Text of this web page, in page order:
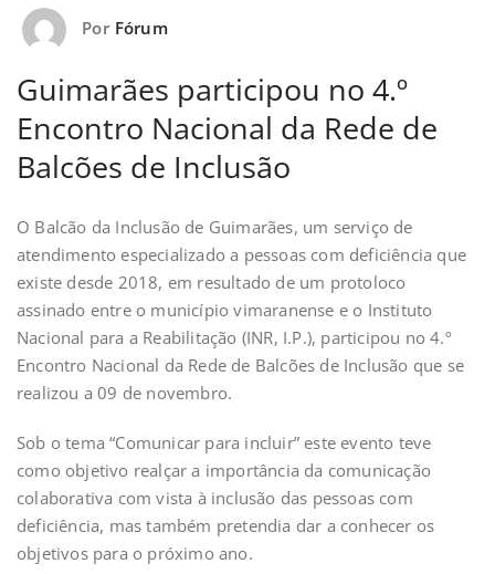
Por Fórum
Guimarães participou no 4.º
Encontro Nacional da Rede de
Balcões de Inclusão
O Balcão da Inclusão de Guimarães, um serviço de
atendimento especializado a pessoas com deficiência que
existe desde 2018, em resultado de um protoloco
assinado entre o município vimaranense e o Instituto
Nacional para a Reabilitação (INR, I.P.), participou no 4.º
Encontro Nacional da Rede de Balcões de Inclusão que se
realizou a 09 de novembro.
Sob o tema “Comunicar para incluir” este evento teve
como objetivo realçar a importância da comunicação
colaborativa com vista à inclusão das pessoas com
deficiência, mas também pretendia dar a conhecer os
objetivos para o próximo ano.